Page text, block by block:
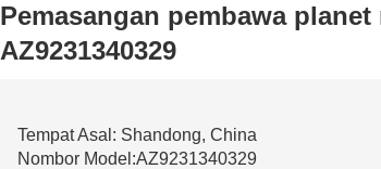
Pemasangan pembawa
AZ9231340329
Tempat Asal: Shandong, China
Nombor Model:AZ9231340329